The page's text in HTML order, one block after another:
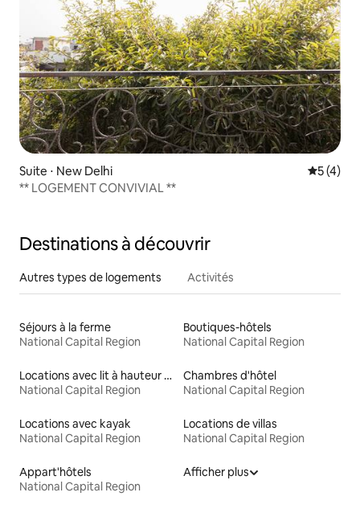
Suite ⋅ New Delhi
5 (4)
** LOGEMENT CONVIVIAL **
Destinations à découvrir
Autres types de logements Activités
Séjours à la ferme
National Capital Region
Boutiques-hôtels
National Capital Region
Locations avec lit à hauteur adaptée
National Capital Region
Chambres d'hôtel
National Capital Region
Locations avec kayak
National Capital Region
Locations de villas
National Capital Region
Appart'hôtels
National Capital Region
Afficher plus